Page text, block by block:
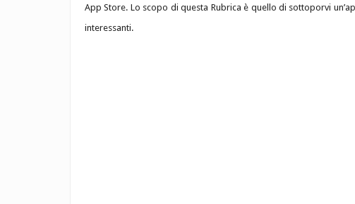
App Store. Lo scopo di questa Rubrica è quello di sottoporvi
interessanti.